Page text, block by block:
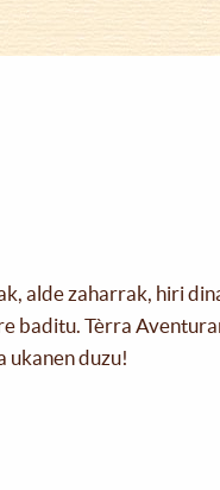
alde zaharrak, hiri
baditu. Tèrra
ukanen duzu!